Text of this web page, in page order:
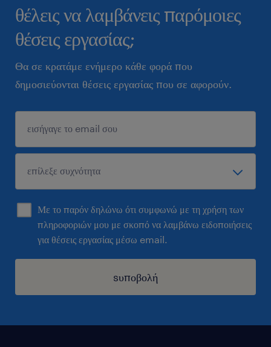
θέλεις να λαμβάνεις παρόμοιες
θέσεις εργασίας;
Θα σε κρατάμε ενήμερο κάθε φορά που
δημοσιεύονται θέσεις εργασίας που σε αφορούν.
Με το παρόν δηλώνω ότι συμφωνώ με τη χρήση των
πληροφοριών μου με σκοπό να λαμβάνω ειδοποιήσεις
για θέσεις εργασίας μέσω email.
sυποβολή